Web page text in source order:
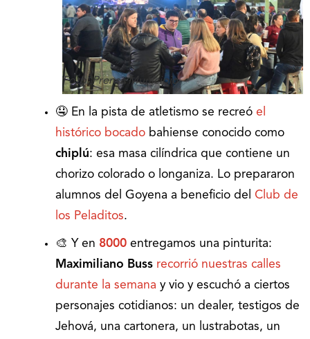
Foto: Prensa Municipio
🤤 En la pista de atletismo se recreó el
histórico bocado bahiense conocido como
chiplú: esa masa cilíndrica que contiene un
chorizo colorado o longaniza. Lo prepararon
alumnos del Goyena a beneficio del Club de
los Peladitos.
🎨 Y en 8000 entregamos una pinturita:
Maximiliano Buss recorrió nuestras calles
durante la semana y vio y escuchó a ciertos
personajes cotidianos: un dealer, testigos de
Jehová, una cartonera, un lustrabotas, un